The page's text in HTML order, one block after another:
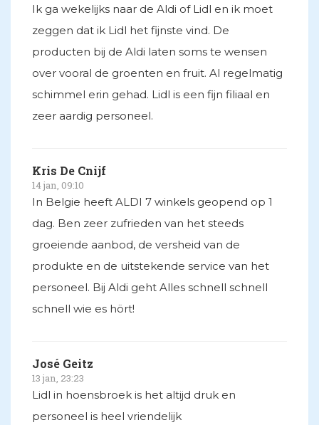
Ik ga wekelijks naar de Aldi of Lidl en ik moet
zeggen dat ik Lidl het fijnste vind. De
producten bij de Aldi laten soms te wensen
over vooral de groenten en fruit. Al regelmatig
schimmel erin gehad. Lidl is een fijn filiaal en
zeer aardig personeel.
Kris De Cnijf
14 jan, 09:10
In Belgie heeft ALDI 7 winkels geopend op 1
dag. Ben zeer zufrieden van het steeds
groeiende aanbod, de versheid van de
produkte en de uitstekende service van het
personeel. Bij Aldi geht Alles schnell schnell
schnell wie es hört!
José Geitz
13 jan, 23:23
Lidl in hoensbroek is het altijd druk en
personeel is heel vriendelijk